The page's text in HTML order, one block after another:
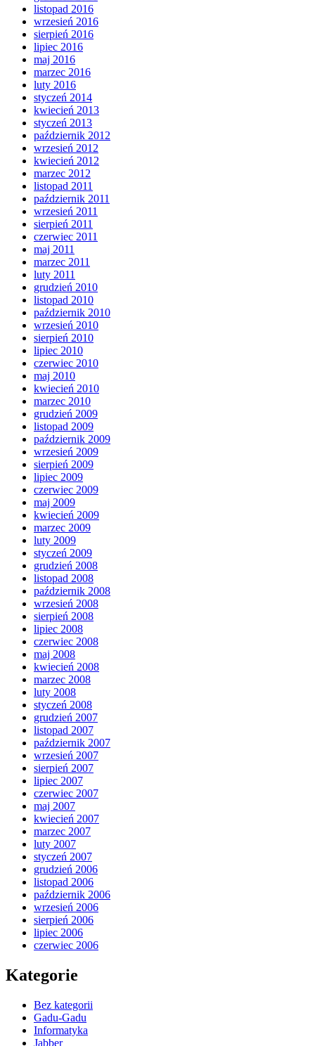
listopad 2016
wrzesień 2016
sierpień 2016
lipiec 2016
maj 2016
marzec 2016
luty 2016
styczeń 2014
kwiecień 2013
styczeń 2013
październik 2012
wrzesień 2012
kwiecień 2012
marzec 2012
listopad 2011
październik 2011
wrzesień 2011
sierpień 2011
czerwiec 2011
maj 2011
marzec 2011
luty 2011
grudzień 2010
listopad 2010
październik 2010
wrzesień 2010
sierpień 2010
lipiec 2010
czerwiec 2010
maj 2010
kwiecień 2010
marzec 2010
grudzień 2009
listopad 2009
październik 2009
wrzesień 2009
sierpień 2009
lipiec 2009
czerwiec 2009
maj 2009
kwiecień 2009
marzec 2009
luty 2009
styczeń 2009
grudzień 2008
listopad 2008
październik 2008
wrzesień 2008
sierpień 2008
lipiec 2008
czerwiec 2008
maj 2008
kwiecień 2008
marzec 2008
luty 2008
styczeń 2008
grudzień 2007
listopad 2007
październik 2007
wrzesień 2007
sierpień 2007
lipiec 2007
czerwiec 2007
maj 2007
kwiecień 2007
marzec 2007
luty 2007
styczeń 2007
grudzień 2006
listopad 2006
październik 2006
wrzesień 2006
sierpień 2006
lipiec 2006
czerwiec 2006
Kategorie
Bez kategorii
Gadu-Gadu
Informatyka
Jabber